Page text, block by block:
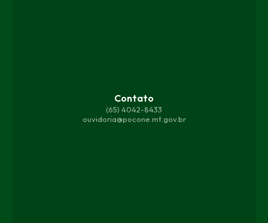
Contato
(65) 4042-8433
ouvidoria@pocone.mt.gov.br